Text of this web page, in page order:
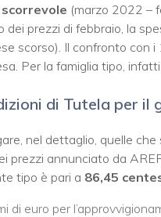
scorrevole (marzo 2022 –
dei prezzi di febbraio, la
scorso). Il confronto con
Per la famiglia tipo,
di Tutela per il
nel dettaglio, quelle
prezzi annunciato da
tipo è pari a 86,45
di euro per